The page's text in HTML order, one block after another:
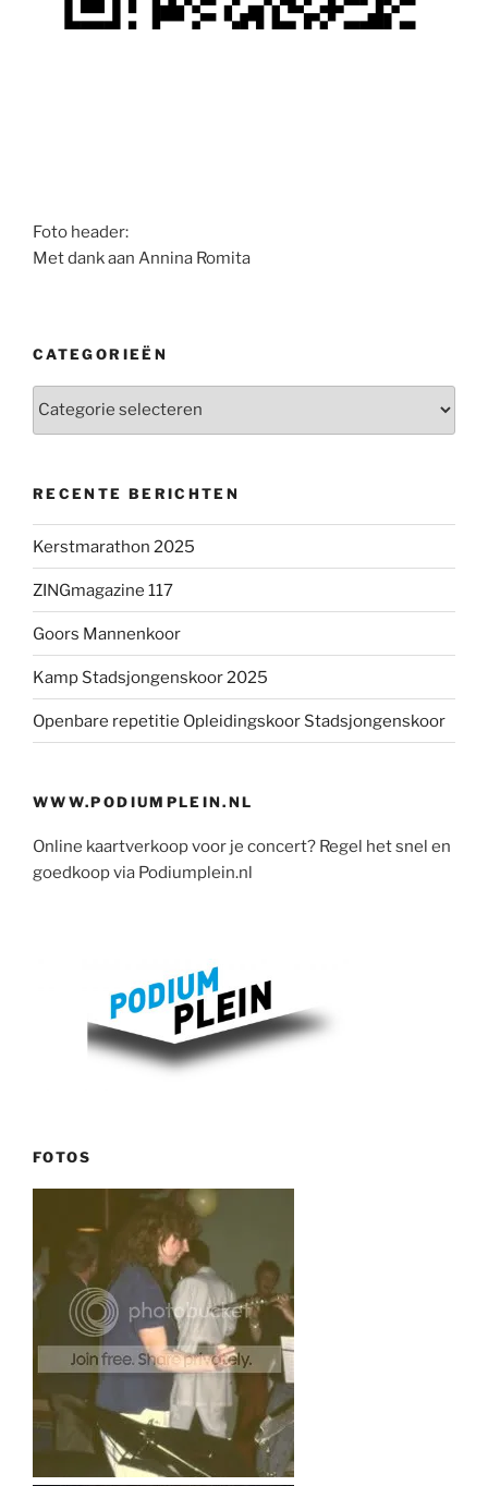
Foto header:
Met dank aan Annina Romita
CATEGORIEËN
Categorieën
RECENTE BERICHTEN
Kerstmarathon 2025
ZINGmagazine 117
Goors Mannenkoor
Kamp Stadsjongenskoor 2025
Openbare repetitie Opleidingskoor Stadsjongenskoor
WWW.PODIUMPLEIN.NL
Online kaartverkoop voor je concert? Regel het snel en
goedkoop via Podiumplein.nl
FOTOS